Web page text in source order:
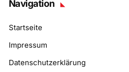
Navigation
Startseite
Impressum
Datenschutzerklärung